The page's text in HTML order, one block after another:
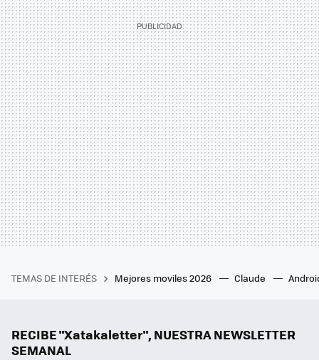
TEMAS DE INTERÉS Mejores moviles 2026 Claude
RECIBE "Xatakaletter", NUESTRA NEWSLETTER
SEMANAL